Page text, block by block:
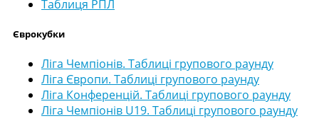
Таблиця РПЛ
Єврокубки
Ліга Чемпіонів. Таблиці групового раунду
Ліга Європи. Таблиці групового раунду
Ліга Конференцій. Таблиці групового раунду
Ліга Чемпіонів U19. Таблиці групового раунду